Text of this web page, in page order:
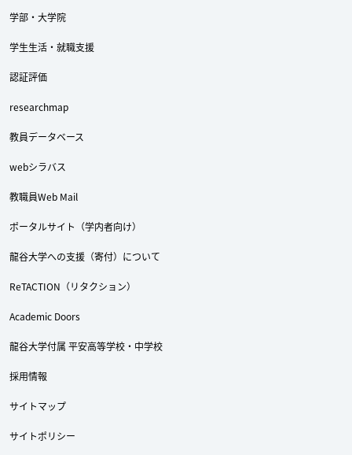
学部・大学院
学生生活・就職支援
認証評価
researchmap
教員データベース
webシラバス
教職員Web Mail
ポータルサイト（学内者向け）
龍谷大学への支援（寄付）について
ReTACTION（リタクション）
Academic Doors
龍谷大学付属 平安高等学校・中学校
採用情報
サイトマップ
サイトポリシー